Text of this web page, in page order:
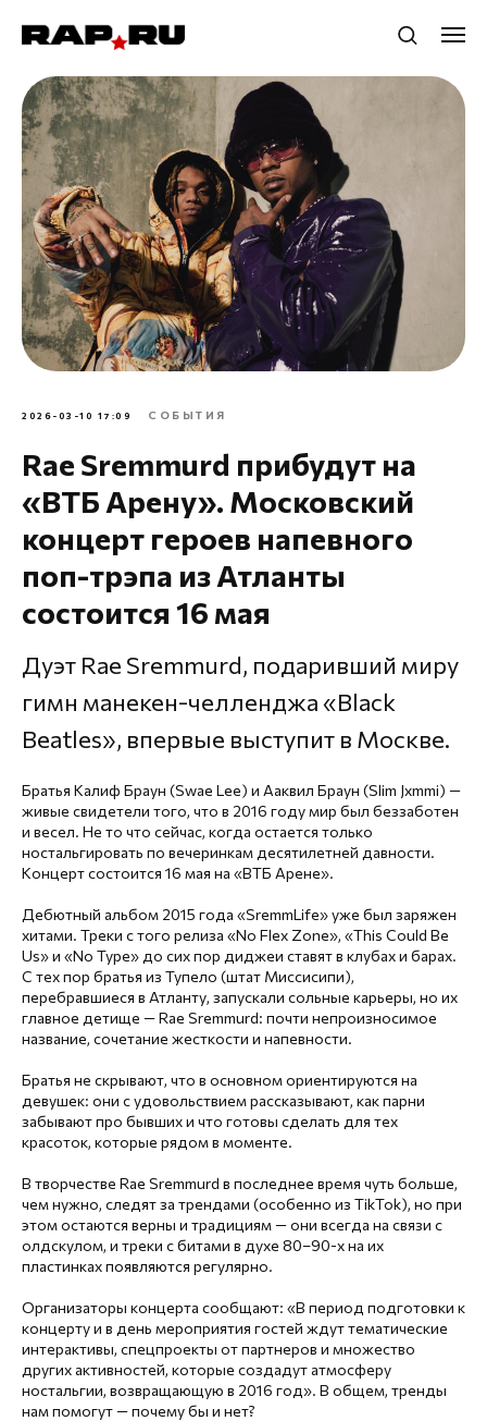
2026-03-10 17:09 СОБЫТИЯ
Rae Sremmurd прибудут на
«ВТБ Арену». Московский
концерт героев напевного
поп-трэпа из Атланты
состоится 16 мая
Дуэт Rae Sremmurd, подаривший миру
гимн манекен-челленджа «Black
Beatles», впервые выступит в Москве.
Братья Калиф Браун (Swae Lee) и Ааквил Браун (Slim Jxmmi) —
живые свидетели того, что в 2016 году мир был беззаботен
и весел. Не то что сейчас, когда остается только
ностальгировать по вечеринкам десятилетней давности.
Концерт состоится 16 мая на «ВТБ Арене».
Дебютный альбом 2015 года «SremmLife» уже был заряжен
хитами. Треки с того релиза «No Flex Zone», «This Could Be
Us» и «No Type» до сих пор диджеи ставят в клубах и барах.
С тех пор братья из Тупело (штат Миссисипи),
перебравшиеся в Атланту, запускали сольные карьеры, но их
главное детище — Rae Sremmurd: почти непроизносимое
название, сочетание жесткости и напевности.
Братья не скрывают, что в основном ориентируются на
девушек: они с удовольствием рассказывают, как парни
забывают про бывших и что готовы сделать для тех
красоток, которые рядом в моменте.
В творчестве Rae Sremmurd в последнее время чуть больше,
чем нужно, следят за трендами (особенно из TikTok), но при
этом остаются верны и традициям — они всегда на связи с
олдскулом, и треки с битами в духе 80–90-х на их
пластинках появляются регулярно.
Организаторы концерта сообщают: «В период подготовки к
концерту и в день мероприятия гостей ждут тематические
интерактивы, спецпроекты от партнеров и множество
других активностей, которые создадут атмосферу
ностальгии, возвращающую в 2016 год». В общем, тренды
нам помогут — почему бы и нет?